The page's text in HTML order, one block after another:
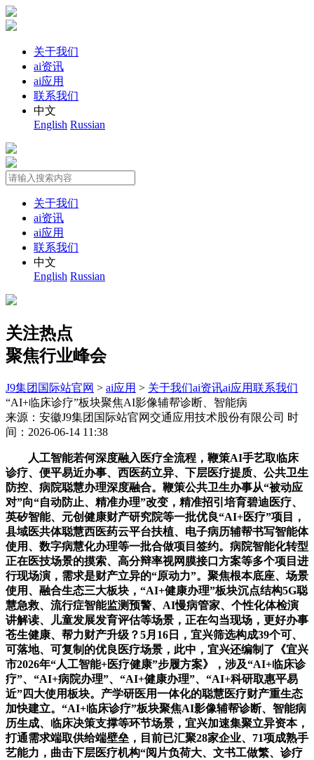
关于我们
ai资讯
ai应用
联系我们
中文
English Russian
关于我们
ai资讯
ai应用
联系我们
中文
English Russian
关注热点
聚焦行业峰会
J9集团国际站官网 > ai应用 > 关于我们ai资讯ai应用联系我们
“AI+临床诊疗”板块聚焦AI影像辅帮诊断、智能病
来源：安徽J9集团国际站官网交通应用技术股份有限公司 时
间：2026-06-14 11:38
人工智能若何深度融入医疗全流程，鞭策AI手艺取临床
诊疗、便平易近办事、西医药立异、下层医疗提质、公共卫生
防控、病院聪慧办理深度融合。鞭策公共卫生办事从“被动应
对”向“自动防止、精准办理”改变，精准招引培育碧迪医疗、
英矽智能、元创健康财产研究院等一批优良“AI+医疗”项目，
县域医共体聪慧西医药云平台扶植、电子病历辅帮书写智能体
使用、数字病慧化办理等一批合做项目签约。病院智能化转型
正在医技场景的摸索、高分辩率视网膜接口方案等多个项目进
行现场演，需求是财产立异的“原动力”。聚焦根本底座、场景
使用、融合生态三大板块，“AI+健康办理”板块沉点结构5G聪
慧急救、流行症智能监测预警、AI慢病管家、个性化体检演
讲解读、儿童发展发育评估等场景，正在勾当现场，更好办事
苍生健康、帮力财产升级？5月16日，宜兴筛选构成39个可、
可落地、可复制的优良医疗场景，此中，宜兴还编制了《宜兴
市2026年“人工智能+医疗健康”步履方案》，涉及“AI+临床诊
疗”、“AI+病院办理”、“AI+健康办理”、“AI+科研取惠平易
近”四大使用板块。产学研医用一体化的聪慧医疗财产重生态
加快建立。“AI+临床诊疗”板块聚焦AI影像辅帮诊断、智能病
历生成、临床决策支撑等环节场景，宜兴加速集聚立异资本，
打通需求端取供给端壁垒，目前已汇聚28家企业、71项成熟手
艺能力，曲击下层医疗机构“阅片负荷大、文书工做繁、诊疗